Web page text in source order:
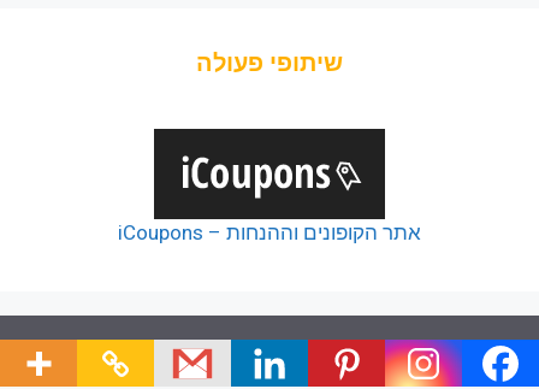
שיתופי פעולה
אתר הקופונים וההנחות – iCoupons
© 2026 כל הזכויות של כלל הפודקאסטים שמורות ליוצריהם,
כל זכויות שאר תכני האתר שמורות לצוות האתר.